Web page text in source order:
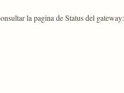
la pagina de Status del gateway: